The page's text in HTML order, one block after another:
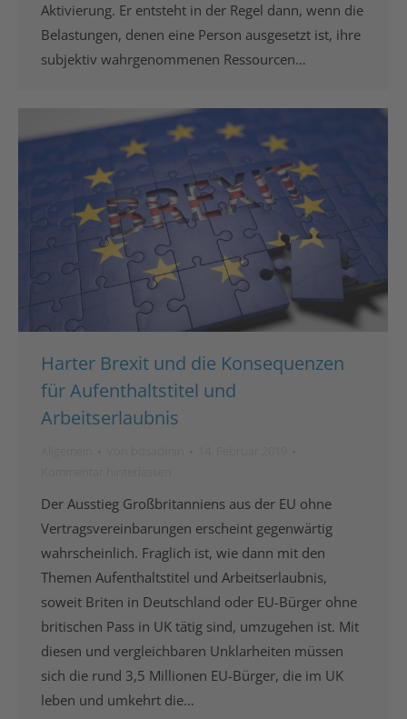
Aktivierung. Er entsteht in der Regel dann, wenn die
Belastungen, denen eine Person ausgesetzt ist, ihre
subjektiv wahrgenommenen Ressourcen…
Harter Brexit und die Konsequenzen
für Aufenthaltstitel und
Arbeitserlaubnis
Der Ausstieg Großbritanniens aus der EU ohne
Vertragsvereinbarungen erscheint gegenwärtig
wahrscheinlich. Fraglich ist, wie dann mit den
Themen Aufenthaltstitel und Arbeitserlaubnis,
soweit Briten in Deutschland oder EU-Bürger ohne
britischen Pass in UK tätig sind, umzugehen ist. Mit
diesen und vergleichbaren Unklarheiten müssen
sich die rund 3,5 Millionen EU-Bürger, die im UK
leben und umkehrt die…